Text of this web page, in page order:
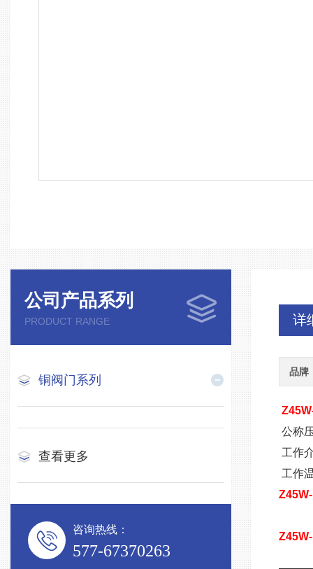
公司产品系列
PRODUCT RANGE
铜阀门系列
查看更多
咨询热线：
577-67370263
详
品牌
公称
工作
工作